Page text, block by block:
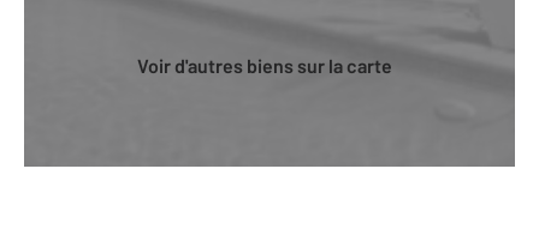
Voir d'autres biens sur la carte